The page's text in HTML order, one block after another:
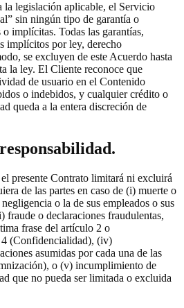
la legislación aplicable, el Servicio
sin ningún tipo de garantía o
implícitas. Todas las garantías,
implícitos por ley, derecho
se excluyen de este Acuerdo hasta
la ley. El Cliente reconoce que
de usuario en el Contenido
o indebidos, y cualquier crédito o
queda a la entera discreción de
presente Contrato limitará ni excluirá
de las partes en caso de (i) muerte o
o la de sus empleados o sus
fraude o declaraciones fraudulentas,
frase del artículo 2 o
(Confidencialidad), (iv)
asumidas por cada una de las
o (v) incumplimiento de
que no pueda ser limitada o excluida